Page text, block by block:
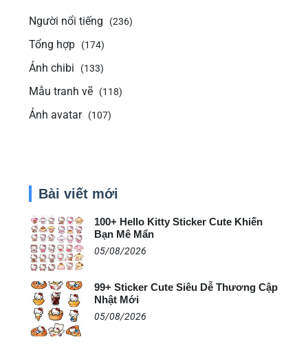
Người nổi tiếng (236)
Tổng hợp (174)
Ảnh chibi (133)
Mẫu tranh vẽ (118)
Ảnh avatar (107)
Bài viết mới
100+ Hello Kitty Sticker Cute Khiến
Bạn Mê Mẩn
05/08/2026
99+ Sticker Cute Siêu Dễ Thương Cập
Nhật Mới
05/08/2026